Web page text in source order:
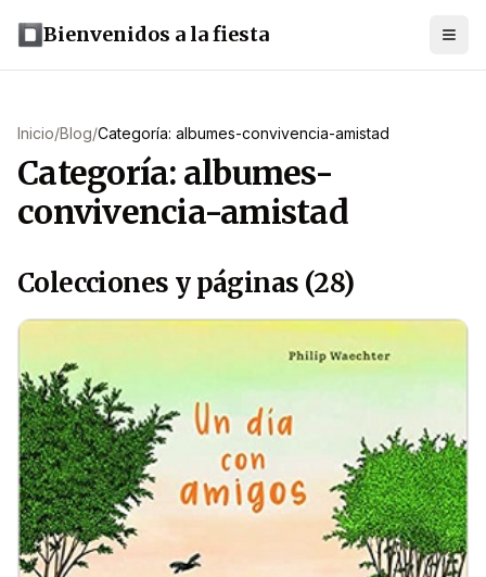
Bienvenidos a la fiesta
Inicio/Blog/Categoría: albumes-convivencia-amistad
Categoría: albumes-
convivencia-amistad
Colecciones y páginas (28)